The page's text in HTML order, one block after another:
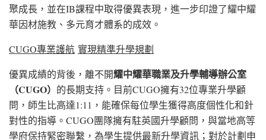
聚成長，並在IB課程中取得優異表現，進一步印證了耀中耀
華因材施教、多元育才體系的成效。
CUGO專業護航 實現精準升學規劃
優異成績的背後，離不開耀中耀華職業及升學輔導辦公室
（CUGO） 的長期支持。目前CUGO擁有32位專業升學顧
問，師生比高達1:11，能確保每位學生獲得高度個性化和針
對性的指導。CUGO團隊擁有駐英國升學顧問，與當地高等
學府保持緊密聯繫，為學生提供最新升學資訊；對於計劃申